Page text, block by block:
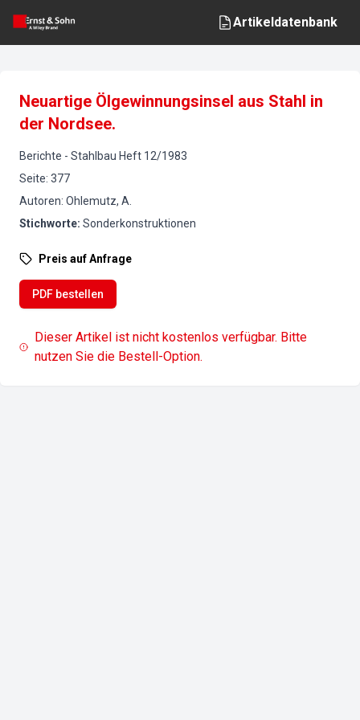
Artikeldatenbank
Neuartige Ölgewinnungsinsel aus Stahl in
der Nordsee.
Berichte - Stahlbau Heft 12/1983
Seite: 377
Autoren: Ohlemutz, A.
Stichworte: Sonderkonstruktionen
Preis auf Anfrage
PDF bestellen
Dieser Artikel ist nicht kostenlos verfügbar. Bitte
nutzen Sie die Bestell-Option.